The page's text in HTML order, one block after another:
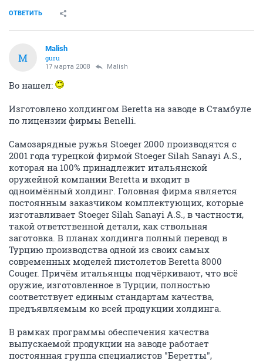
ОТВЕТИТЬ
M
Malish
guru
17 марта 2008 Malish
Во нашел:
Изготовлено холдингом Beretta на заводе в Стамбуле
по лицензии фирмы Benelli.
Cамозарядные ружья Stoeger 2000 производятся с
2001 года турецкой фирмой Stoeger Silah Sanayi A.S.,
которая на 100% принадлежит итальянской
оружейной компании Beretta и входит в
одноимённый холдинг. Головная фирма является
постоянным заказчиком комплектующих, которые
изготавливает Stoeger Silah Sanayi A.S., в частности,
такой ответственной детали, как ствольная
заготовка. В планах холдинга полный перевод в
Турцию производства одной из своих самых
современных моделей пистолетов Beretta 8000
Couger. Причём итальянцы подчёркивают, что всё
оружие, изготовленное в Турции, полностью
соответствует единым стандартам качества,
предъявляемым ко всей продукции холдинга.
В рамках программы обеспечения качества
выпускаемой продукции на заводе работает
постоянная группа специалистов "Беретты",